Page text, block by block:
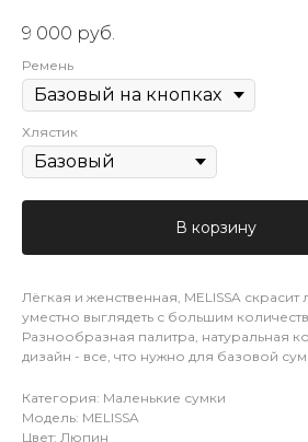
9 000 руб.
Ремень
Хлястик
В корзину
Лёгкая и женственная, MELISSA
уместно выглядеть с большим
Разнообразная палитра, натуральная
дизайн - все, что нужно для базовой
Категория: Маленькие сумки
Модель: MELISSA
Цвет: Люпин